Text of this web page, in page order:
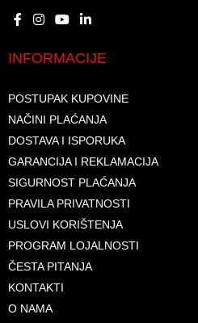
INFORMACIJE
POSTUPAK KUPOVINE
NAČINI PLAĆANJA
DOSTAVA I ISPORUKA
GARANCIJA I REKLAMACIJA
SIGURNOST PLAĆANJA
PRAVILA PRIVATNOSTI
USLOVI KORIŠTENJA
PROGRAM LOJALNOSTI
ČESTA PITANJA
KONTAKTI
O NAMA